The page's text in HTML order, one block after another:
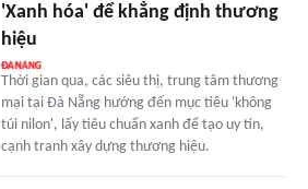
'Xanh hóa' để khẳng định thương
hiệu
Thời gian qua, các siêu thị, trung tâm thương
mại tại Đà Nẵng hướng đến mục tiêu 'không
túi nilon', lấy tiêu chuẩn xanh để tạo uy tín,
cạnh tranh xây dựng thương hiệu.